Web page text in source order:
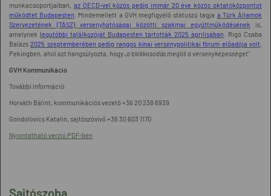
Sajtószoba
munkacsoportjaiban, az OECD-vel közös pedig immár 20 éve közös oktatóközpontot
működtet Budapesten . Mindemellett a GVH megfigyelő státuszú tagja a Türk Államok
Szervezetének (TÁSZ) versenyhatóságai közötti szakmai együttműködésének is,
amelynek legutóbbi találkozóját Budapesten tartották 2025 áprilisában . Rigó Csaba
Balázs2025 szeptemberében pedig rangos kínai versenypolitikai fórum előadója volt,
Pekingben, ahol azt hangsúlyozta, hogy„a blokkosodás megöli a versenyképességet”.
GVH Kommunikáció
További információ:
Horváth Bálint, kommunikációs vezető +36 20 238 6939
Gondolovics Katalin, sajtószóvivő +36 30 603 1170
Nyomtatható verzió PDF-ben